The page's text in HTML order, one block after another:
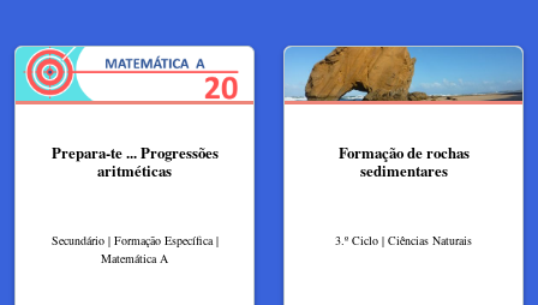
Prepara-te ... Progressões
aritméticas
Secundário | Formação Específica |
Matemática A
Formação de rochas
sedimentares
3.º Ciclo | Ciências Naturais